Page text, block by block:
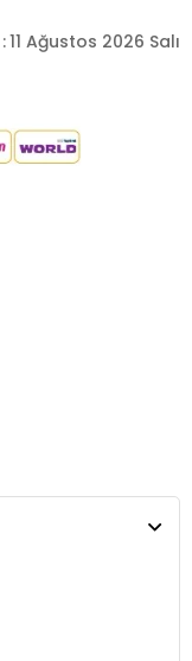
:11 Ağustos 2026 Salı